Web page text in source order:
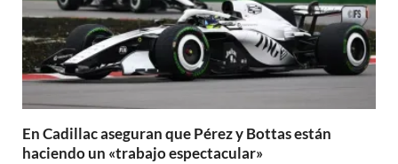
En Cadillac aseguran que Pérez y Bottas están
haciendo un «trabajo espectacular»